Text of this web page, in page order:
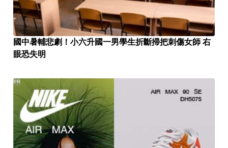
國中暑輔悲劇！小六升國一男學生折斷掃把刺傷女師 右
眼恐失明
PR